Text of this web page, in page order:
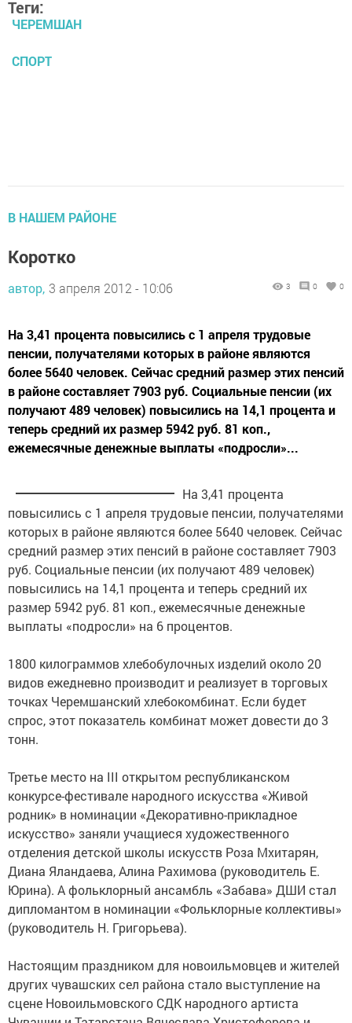
Теги:
ЧЕРЕМШАН
СПОРТ
В НАШЕМ РАЙОНЕ
Коротко
автор, 3 апреля 2012 - 10:06 3 0 0
На 3,41 процента повысились с 1 апреля трудовые
пенсии, получателями которых в районе являются
более 5640 человек. Сейчас средний размер этих пенсий
в районе составляет 7903 руб. Социальные пенсии (их
получают 489 человек) повысились на 14,1 процента и
теперь средний их размер 5942 руб. 81 коп.,
ежемесячные денежные выплаты «подросли»...
На 3,41 процента
повысились с 1 апреля трудовые пенсии, получателями
которых в районе являются более 5640 человек. Сейчас
средний размер этих пенсий в районе составляет 7903
руб. Социальные пенсии (их получают 489 человек)
повысились на 14,1 процента и теперь средний их
размер 5942 руб. 81 коп., ежемесячные денежные
выплаты «подросли» на 6 процентов.
1800 килограммов хлебобулочных изделий около 20
видов ежедневно производит и реализует в торговых
точках Черемшанский хлебокомбинат. Если будет
спрос, этот показатель комбинат может довести до 3
тонн.
Третье место на III открытом республиканском
конкурсе-фестивале народного искусства «Живой
родник» в номинации «Декоративно-прикладное
искусство» заняли учащиеся художественного
отделения детской школы искусств Роза Мхитарян,
Диана Яландаева, Алина Рахимова (руководитель Е.
Юрина). А фольклорный ансамбль «Забава» ДШИ стал
дипломантом в номинации «Фольклорные коллективы»
(руководитель Н. Григорьева).
Настоящим праздником для новоильмовцев и жителей
других чувашских сел района стало выступление на
сцене Новоильмовского СДК народного артиста